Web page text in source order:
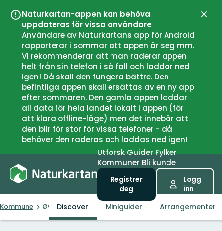
Naturkartan-appen kan behöva
uppdateras för vissa användare
Användare av Naturkartans app för Android
rapporterar i sommar att appen är seg mm.
Vi rekommenderar att man raderar appen
helt från sin telefon i så fall och laddar ned
igen! Då skall den fungera bättre. Den
befintliga appen skall ersättas av en ny app
efter sommaren. Den gamla appen laddar
all data för hela landet lokalt i appen (för
att klara offline-läge) men det innebär att
den blir för stor för vissa telefoner - då
behöver den raderas och laddas ned igen!
Lukk
UtforskGuiderFylker
Kommuner Bli kunde
Registrer
deg
Logg
inn
Kommune Øvre Eiker
Discover Miniguider Arrangementer